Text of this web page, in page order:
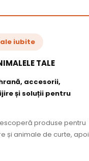
iubite
TALE
accesorii,
și soluții pentru
produse pentru
și animale de curte, apoi